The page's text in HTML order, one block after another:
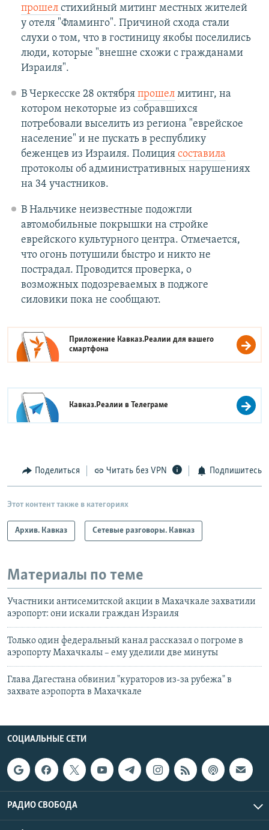
прошел стихийный митинг местных жителей
у отеля "Фламинго". Причиной схода стали
слухи о том, что в гостиницу якобы поселились
люди, которые "внешне схожи с гражданами
Израиля".
В Черкесске 28 октября прошелмитинг, на
котором некоторые из собравшихся
потребовали выселить из региона "еврейское
население" и не пускать в республику
беженцев из Израиля. Полиция составила
протоколы об административных нарушениях
на 34 участников.
В Нальчике неизвестные подожгли
автомобильные покрышки на стройке
еврейского культурного центра. Отмечается,
что огонь потушили быстро и никто не
пострадал. Проводится проверка, о
возможных подозреваемых в поджоге
силовики пока не сообщают.
Приложение Кавказ.Реалии для вашего
смартфона
Кавказ.Реалии вТелеграме
Поделиться Читать без VPN Подпишитесь
Этот контент также в категориях
Архив. Кавказ Сетевые разговоры. Кавказ
Материалы по теме
Участники антисемитской акции в Махачкале захватили
аэропорт: они искали граждан Израиля
Только один федеральный канал рассказал о погроме в
аэропорту Махачкалы – ему уделили две минуты
Глава Дагестана обвинил "кураторов из-за рубежа" в
захвате аэропорта в Махачкале
СОЦИАЛЬНЫЕ СЕТИ
РАДИО СВОБОДА